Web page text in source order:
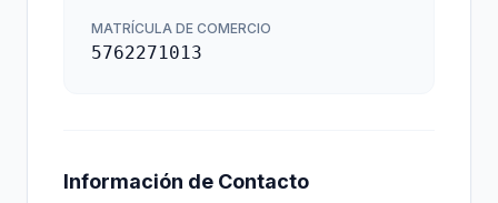
MATRÍCULA DE COMERCIO
5762271013
Información de Contacto